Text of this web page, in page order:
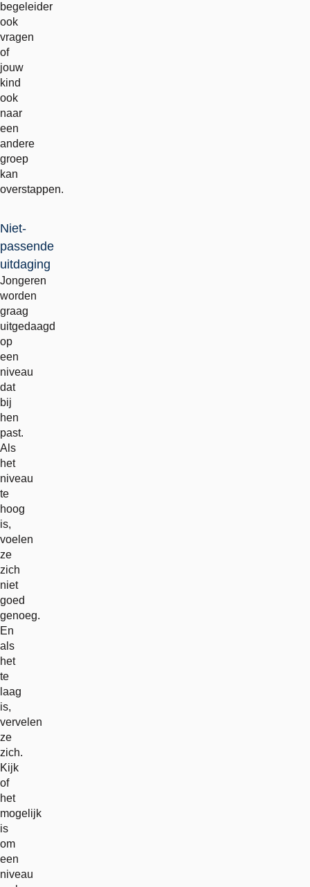
begeleider
ook
vragen
of
jouw
kind
ook
naar
een
andere
groep
kan
overstappen.
Niet-
passende
uitdaging
Jongeren
worden
graag
uitgedaagd
op
een
niveau
dat
bij
hen
past.
Als
het
niveau
te
hoog
is,
voelen
ze
zich
niet
goed
genoeg.
En
als
het
te
laag
is,
vervelen
ze
zich.
Kijk
of
het
mogelijk
is
om
een
niveau